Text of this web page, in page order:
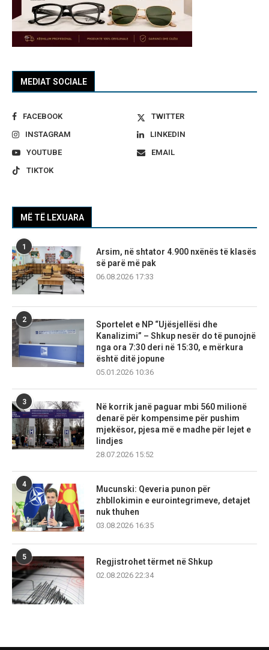
MEDIAT SOCIALE
FACEBOOK
TWITTER
INSTAGRAM
LINKEDIN
YOUTUBE
EMAIL
TIKTOK
MË TË LEXUARA
1
Arsim, në shtator 4.900 nxënës të klasës
së parë më pak
06.08.2026 17:33
2
Sportelet e NP “Ujësjellësi dhe
Kanalizimi” – Shkup nesër do të punojnë
nga ora 7:30 deri në 15:30, e mërkura
është ditë jopune
05.01.2026 10:36
3
Në korrik janë paguar mbi 560 milionë
denarë për kompensime për pushim
mjekësor, pjesa më e madhe për lejet e
lindjes
28.07.2026 15:52
4
Mucunski: Qeveria punon për
zhbllokimin e eurointegrimeve, detajet
nuk thuhen
03.08.2026 16:35
5
Regjistrohet tërmet në Shkup
02.08.2026 22:34